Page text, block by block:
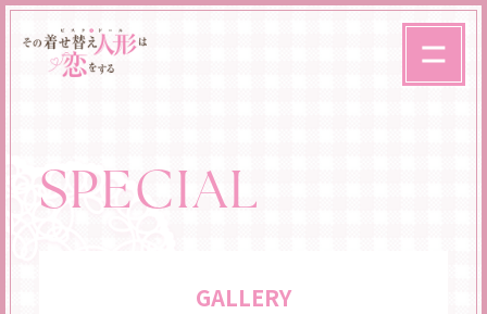
SPECIAL
GALLERY